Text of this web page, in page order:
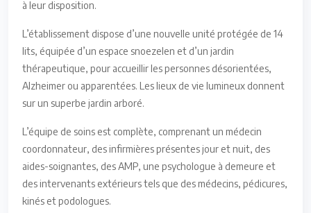
à leur disposition.
L’établissement dispose d’une nouvelle unité protégée de 14
lits, équipée d’un espace snoezelen et d’un jardin
thérapeutique, pour accueillir les personnes désorientées,
Alzheimer ou apparentées. Les lieux de vie lumineux donnent
sur un superbe jardin arboré.
L’équipe de soins est complète, comprenant un médecin
coordonnateur, des infirmières présentes jour et nuit, des
aides-soignantes, des AMP, une psychologue à demeure et
des intervenants extérieurs tels que des médecins, pédicures,
kinés et podologues.